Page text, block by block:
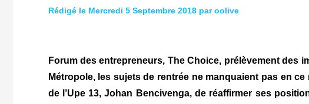
Rédigé le Mercredi 5 Septembre 2018 par oolive
Forum des entrepreneurs, The Choice, prélèvement des
Métropole, les sujets de rentrée ne manquaient pas en
de l’Upe 13, Johan Bencivenga, de réaffirmer ses